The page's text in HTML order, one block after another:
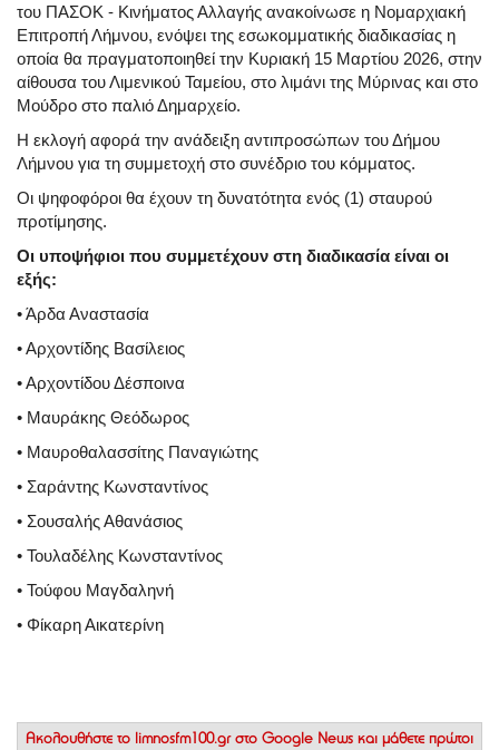
του ΠΑΣΟΚ - Κινήματος Αλλαγής ανακοίνωσε η Νομαρχιακή
Επιτροπή Λήμνου, ενόψει της εσωκομματικής διαδικασίας η
οποία θα πραγματοποιηθεί την Κυριακή 15 Μαρτίου 2026, στην
αίθουσα του Λιμενικού Ταμείου, στο λιμάνι της Μύρινας και στο
Μούδρο στο παλιό Δημαρχείο.
Η εκλογή αφορά την ανάδειξη αντιπροσώπων του Δήμου
Λήμνου για τη συμμετοχή στο συνέδριο του κόμματος.
Οι ψηφοφόροι θα έχουν τη δυνατότητα ενός (1) σταυρού
προτίμησης.
Οι υποψήφιοι που συμμετέχουν στη διαδικασία είναι οι
εξής:
• Άρδα Αναστασία
• Αρχοντίδης Βασίλειος
• Αρχοντίδου Δέσποινα
• Μαυράκης Θεόδωρος
• Μαυροθαλασσίτης Παναγιώτης
• Σαράντης Κωνσταντίνος
• Σουσαλής Αθανάσιος
• Τουλαδέλης Κωνσταντίνος
• Τούφου Μαγδαληνή
• Φίκαρη Αικατερίνη
Ακολουθήστε το limnosfm100.gr στο Google News και μάθετε πρώτοι